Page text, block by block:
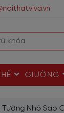
GIƯỜNG
Nhỏ Sao